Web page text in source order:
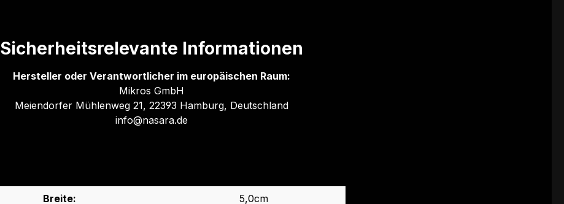
Sicherheitsrelevante Informationen
Hersteller oder Verantwortlicher im europäischen Raum:
Mikros GmbH
Meiendorfer Mühlenweg 21, 22393 Hamburg, Deutschland
info@nasara.de
Breite: 5,0cm